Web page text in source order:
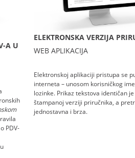
A U
PDV-
ELEKTRONSKA VERZIJA
WEB APLIKACIJA
Elektronskoj aplikaciji pristupa se
interneta – unosom korisničkog
lozinke. Prikaz tekstova identičan
štampanoj verziji priručnika, a
jednostavna i brza.